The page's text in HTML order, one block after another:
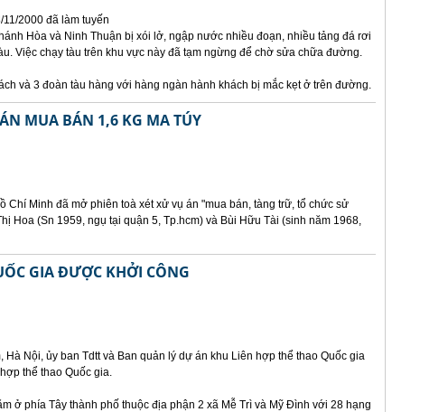
2000 đã làm tuyến
Hòa và Ninh Thuận bị xói lở, ngập nước nhiều đoạn, nhiều tảng đá rơi
Việc chạy tàu trên khu vực này đã tạm ngừng để chờ sửa chữa đường.
và 3 đoàn tàu hàng với hàng ngàn hành khách bị mắc kẹt ở trên đường.
MUA BÁN 1,6 KG MA TÚY
Chí Minh đã mở phiên toà xét xử vụ án "mua bán, tàng trữ, tổ chức sử
Hoa (Sn 1959, ngụ tại quận 5, Tp.hcm) và Bùi Hữu Tài (sinh năm 1968,
GIA ĐƯỢC KHỞI CÔNG
Hà Nội, ủy ban Tdtt và Ban quản lý dự án khu Liên hợp thể thao Quốc gia
thể thao Quốc gia.
ở phía Tây thành phố thuộc địa phận 2 xã Mễ Trì và Mỹ Đình với 28 hạng